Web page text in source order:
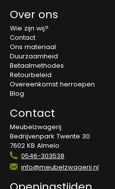
Over ons
Wie zijn wij?
Contact
Ons materiaal
Duurzaamheid
Betaalmethodes
Retourbeleid
Overeenkomst herroepen
Blog
Contact
Meubelzwagerij
Bedrijvenpark Twente 30
7602 KB Almelo
0546-303538
info@meubelzwagerij.nl